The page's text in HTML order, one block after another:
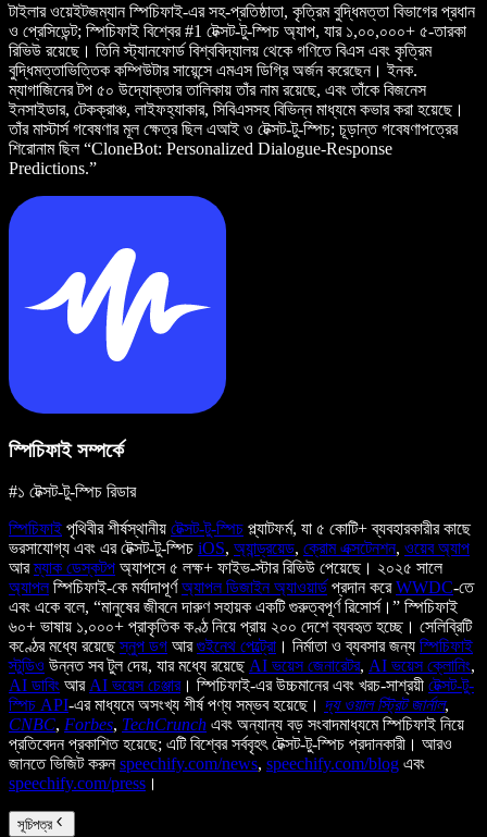
টাইলার ওয়েইটজম্যান স্পিচিফাই-এর সহ-প্রতিষ্ঠাতা, কৃত্রিম বুদ্ধিমত্তা বিভাগের প্রধান
ও প্রেসিডেন্ট; স্পিচিফাই বিশ্বের #1 টেক্সট-টু-স্পিচ অ্যাপ, যার ১,০০,০০০+ ৫-তারকা
রিভিউ রয়েছে। তিনি স্ট্যানফোর্ড বিশ্ববিদ্যালয় থেকে গণিতে বিএস এবং কৃত্রিম
বুদ্ধিমত্তাভিত্তিক কম্পিউটার সায়েন্সে এমএস ডিগ্রি অর্জন করেছেন। ইনক.
ম্যাগাজিনের টপ ৫০ উদ্যোক্তার তালিকায় তাঁর নাম রয়েছে, এবং তাঁকে বিজনেস
ইনসাইডার, টেকক্রাঞ্চ, লাইফহ্যাকার, সিবিএসসহ বিভিন্ন মাধ্যমে কভার করা হয়েছে।
তাঁর মাস্টার্স গবেষণার মূল ক্ষেত্র ছিল এআই ও টেক্সট-টু-স্পিচ; চূড়ান্ত গবেষণাপত্রের
শিরোনাম ছিল “CloneBot: Personalized Dialogue-Response
Predictions.”
স্পিচিফাই সম্পর্কে
#১ টেক্সট-টু-স্পিচ রিডার
স্পিচিফাই পৃথিবীর শীর্ষস্থানীয় টেক্সট-টু-স্পিচ প্ল্যাটফর্ম, যা ৫ কোটি+ ব্যবহারকারীর কাছে
ভরসাযোগ্য এবং এর টেক্সট-টু-স্পিচ iOS, অ্যান্ড্রয়েড, ক্রোম এক্সটেনশন, ওয়েব অ্যাপ
আরম্যাক ডেস্কটপ অ্যাপসে ৫ লক্ষ+ ফাইভ-স্টার রিভিউ পেয়েছে। ২০২৫ সালে
অ্যাপলস্পিচিফাই-কে মর্যাদাপূর্ণঅ্যাপল ডিজাইন অ্যাওয়ার্ড প্রদান করেWWDC-তে
এবং একে বলে, “মানুষের জীবনে দারুণ সহায়ক একটি গুরুত্বপূর্ণ রিসোর্স।” স্পিচিফাই
৬০+ ভাষায় ১,০০০+ প্রাকৃতিক কণ্ঠ নিয়ে প্রায় ২০০ দেশে ব্যবহৃত হচ্ছে। সেলিব্রিটি
কণ্ঠের মধ্যে রয়েছেস্নুপ ডগ আরগুইনেথ পেল্ট্রো । নির্মাতা ও ব্যবসার জন্য স্পিচিফাই
স্টুডিও উন্নত সব টুল দেয়, যার মধ্যে রয়েছে AI ভয়েস জেনারেটর, AI ভয়েস ক্লোনিং,
AI ডাবিং আর AI ভয়েস চেঞ্জার। স্পিচিফাই-এর উচ্চমানের এবং খরচ-সাশ্রয়ী টেক্সট-টু-
স্পিচ API-এর মাধ্যমে অসংখ্য শীর্ষ পণ্য সম্ভব হয়েছে। দ্য ওয়াল স্ট্রিট জার্নাল,
CNBC, Forbes, TechCrunch এবং অন্যান্য বড় সংবাদমাধ্যমে স্পিচিফাই নিয়ে
প্রতিবেদন প্রকাশিত হয়েছে; এটি বিশ্বের সর্ববৃহৎ টেক্সট-টু-স্পিচ প্রদানকারী। আরও
জানতে ভিজিট করুনspeechify.com/news, speechify.com/blog এবং
speechify.com/press ।
সূচিপত্র